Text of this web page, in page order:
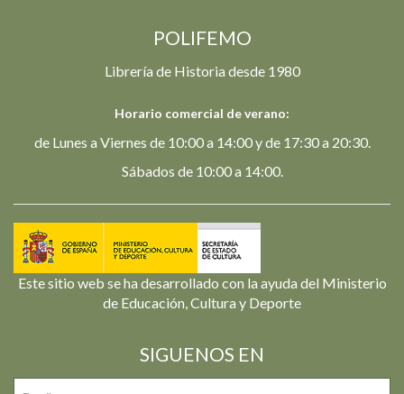
POLIFEMO
Librería de Historia desde 1980
Horario comercial de verano:
de Lunes a Viernes de 10:00 a 14:00 y de 17:30 a 20:30.
Sábados de 10:00 a 14:00.
Este sitio web se ha desarrollado con la ayuda del Ministerio
de Educación, Cultura y Deporte
SIGUENOS EN